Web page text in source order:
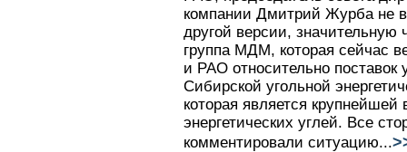
компании Дмитрий Журба не
другой версии, значительную
группа МДМ, которая сейчас
и РАО относительно
Сибирской угольной
которая является
энергетических углей. Все
комментировали ситуацию...